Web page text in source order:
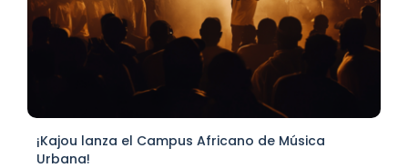
¡Kajou lanza el Campus Africano de Música
Urbana!